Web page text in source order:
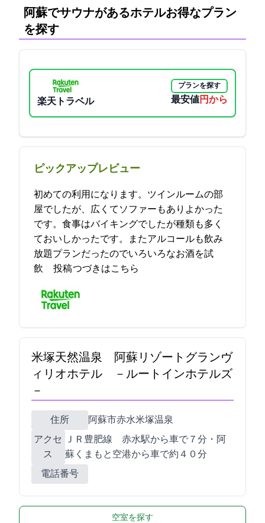
阿蘇でサウナがあるホテル:お得なプラン
を探す
楽天トラベル
プランを探す
最安値8600円から
ピックアップレビュー
初めての利用になります。ツインルームの部
屋でしたが、広くてソファーもありよかった
です。食事はバイキングでしたが種類も多く
ておいしかったです。またアルコールも飲み
放題プランだったのでいろいろなお酒を試
飲… 2023-05-04 23:36:10投稿つづきはこちら
米塚天然温泉 阿蘇リゾートグランヴ
ィリオホテル －ルートインホテルズ
－
住所
阿蘇市赤水米塚温泉
アクセ
ス
ＪＲ豊肥線 赤水駅から車で７分・阿
蘇くまもと空港から車で約４０分
電話番号
空室を探す